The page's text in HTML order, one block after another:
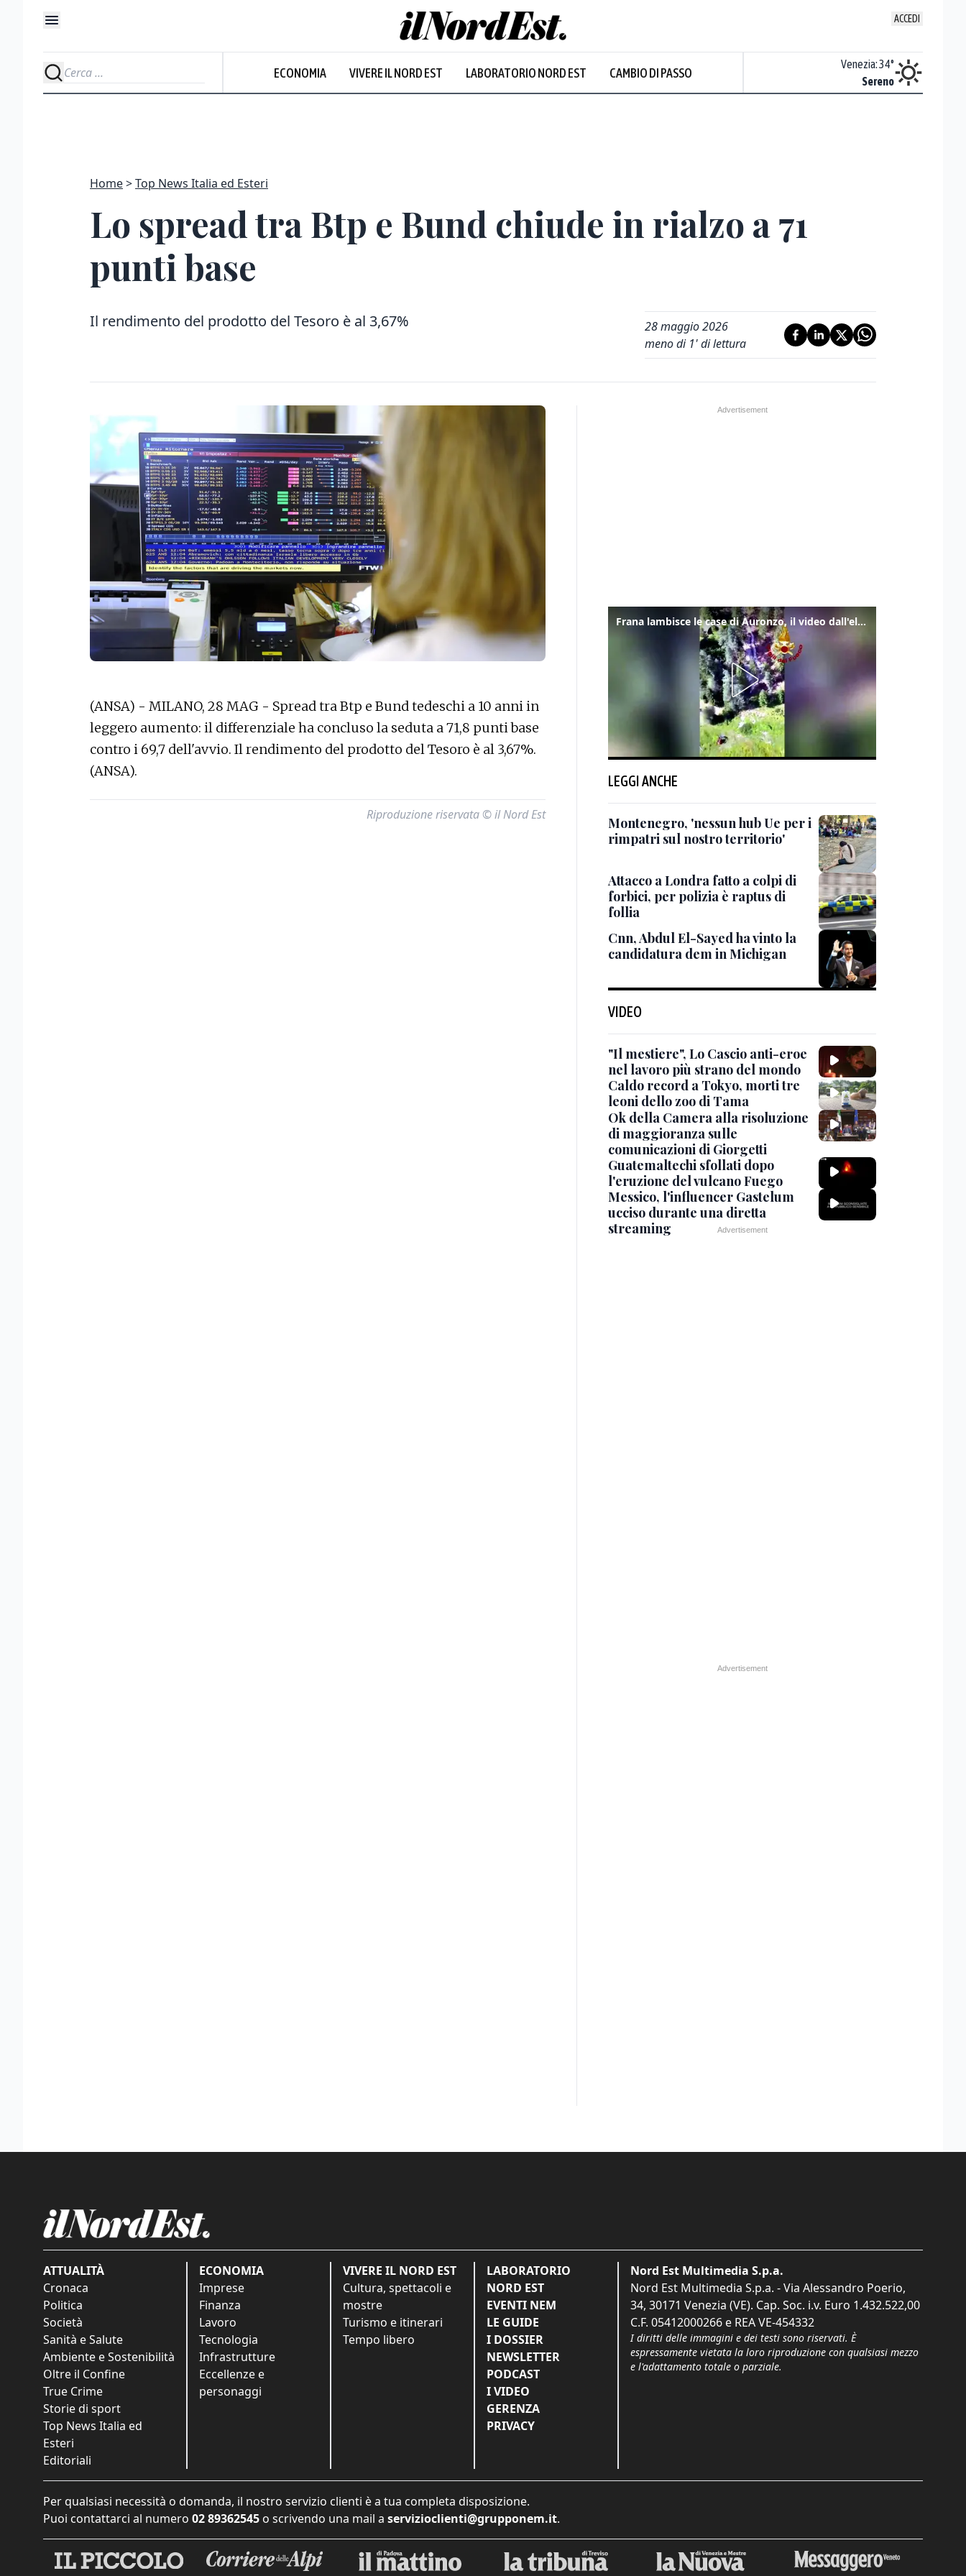
ACCEDI
ECONOMIA VIVERE IL NORD EST LABORATORIO NORD EST CAMBIO DI PASSO
Nuvoloso
Venezia:34°
Sereno
Home Top News Italia ed Esteri
Lo spread tra Btp e Bund chiude in rialzo a 71
punti base
Il rendimento del prodotto del Tesoro è al 3,67%
28 maggio 2026
meno di 1' di lettura
(ANSA) - MILANO, 28 MAG - Spread tra Btp e Bund tedeschi a 10 anni in
leggero aumento: il differenziale ha concluso la seduta a 71,8 punti base
contro i 69,7 dell'avvio. Il rendimento del prodotto del Tesoro è al 3,67%.
(ANSA).
Riproduzione riservata © il Nord Est
Frana lambisce le case di Auronzo, il video dall'elicottero dei vigili del fuoco
LEGGI ANCHE
Montenegro, 'nessun hub Ue per i
rimpatri sul nostro territorio'
Attacco a Londra fatto a colpi di
forbici, per polizia è raptus di
follia
Cnn, Abdul El-Sayed ha vinto la
candidatura dem in Michigan
VIDEO
"Il mestiere", Lo Cascio anti-eroe
nel lavoro più strano del mondo
Caldo record a Tokyo, morti tre
leoni dello zoo di Tama
Ok della Camera alla risoluzione
di maggioranza sulle
comunicazioni di Giorgetti
Guatemaltechi sfollati dopo
l'eruzione del vulcano Fuego
Messico, l'influencer Gastelum
ucciso durante una diretta
streaming
ATTUALITÀ
Cronaca
Politica
Società
Sanità e Salute
Ambiente e Sostenibilità
Oltre il Confine
True Crime
Storie di sport
Top News Italia ed
Esteri
Editoriali
ECONOMIA
Imprese
Finanza
Lavoro
Tecnologia
Infrastrutture
Eccellenze e
personaggi
VIVERE IL NORD EST
Cultura, spettacoli e
mostre
Turismo e itinerari
Tempo libero
LABORATORIO
NORD EST
EVENTI NEM
LE GUIDE
I DOSSIER
NEWSLETTER
PODCAST
I VIDEO
GERENZA
PRIVACY
Nord Est Multimedia S.p.a.
Nord Est Multimedia S.p.a. - Via Alessandro Poerio,
34, 30171 Venezia (VE). Cap. Soc. i.v. Euro 1.432.522,00
C.F. 05412000266 e REA VE-454332
I diritti delle immagini e dei testi sono riservati. È
espressamente vietata la loro riproduzione con qualsiasi mezzo
e l'adattamento totale o parziale.
Per qualsiasi necessità o domanda, il nostro servizio clienti è a tua completa disposizione.
Puoi contattarci al numero 02 89362545 o scrivendo una mail a servizioclienti@grupponem.it.